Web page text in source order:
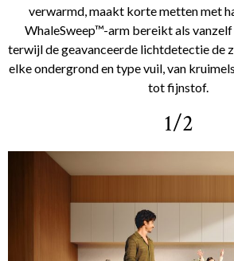
verwarmd, maakt korte metten met
WhaleSweep™-arm bereikt als vanzelf
terwijl de geavanceerde lichtdetectie de
elke ondergrond en type vuil, van
tot fijnstof.
1/2